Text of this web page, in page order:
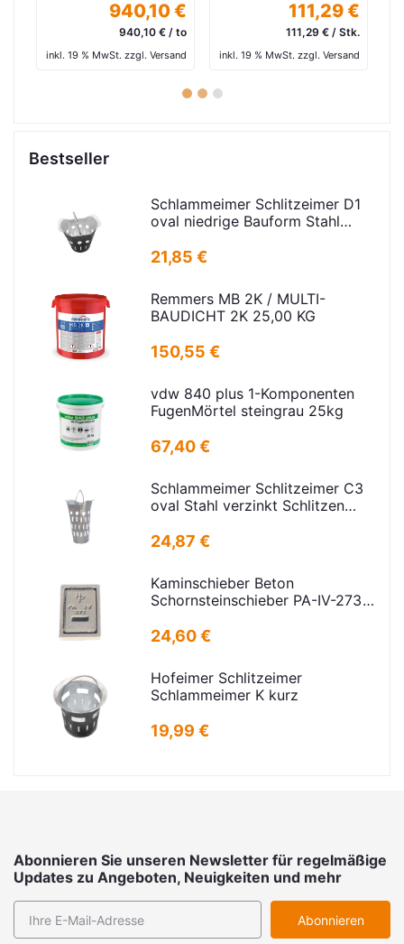
940,10 €
940,10 € / to
inkl. 19 % MwSt. zzgl. Versand
111,29 €
111,29 € / Stk.
inkl. 19 % MwSt. zzgl. Versand
1 2 3
Bestseller
Schlammeimer Schlitzeimer D1
oval niedrige Bauform Stahl
D=395mm
21,85 €
Remmers MB 2K / MULTI-
BAUDICHT 2K 25,00 KG
150,55 €
vdw 840 plus 1-Komponenten
FugenMörtel steingrau 25kg
67,40 €
Schlammeimer Schlitzeimer C3
oval Stahl verzinkt Schlitzen
24,87 €
Kaminschieber Beton
Schornsteinschieber PA-IV-273
16,5x24,5cm
24,60 €
Hofeimer Schlitzeimer
Schlammeimer K kurz
19,99 €
Abonnieren Sie unseren Newsletter für regelmäßige
Updates zu Angeboten, Neuigkeiten und mehr
Abonnieren